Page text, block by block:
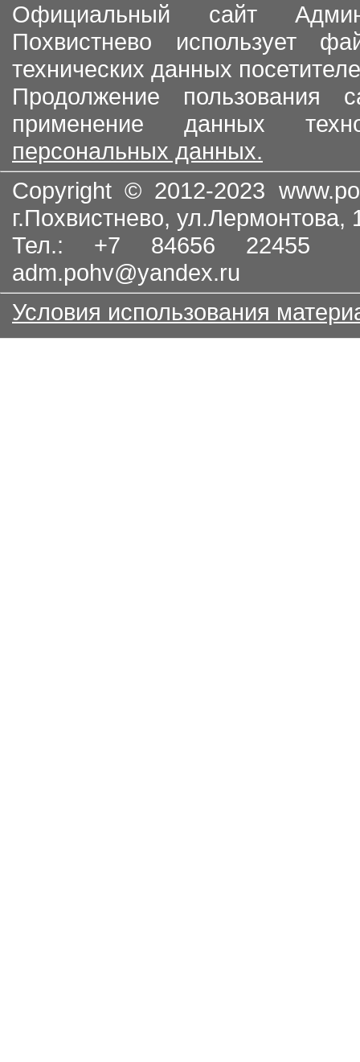
Официальный сайт
Похвистнево использует
технических данных
Продолжение пользования
применение данных
персональных данных.
Copyright © 2012-2023
г.Похвистнево, ул.Лермонтова,
Тел.: +7 84656
adm.pohv@yandex.ru
Условия использования